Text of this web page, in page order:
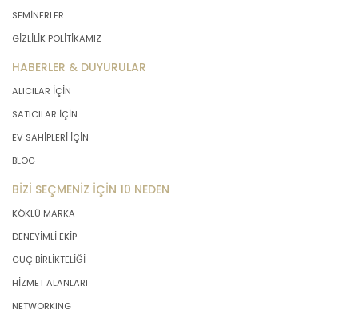
SEMİNERLER
GİZLİLİK POLİTİKAMIZ
HABERLER & DUYURULAR
ALICILAR İÇİN
SATICILAR İÇİN
EV SAHİPLERİ İÇİN
BLOG
BİZİ SEÇMENİZ İÇİN 10 NEDEN
KÖKLÜ MARKA
DENEYİMLİ EKİP
GÜÇ BİRLİKTELİĞİ
HİZMET ALANLARI
NETWORKING